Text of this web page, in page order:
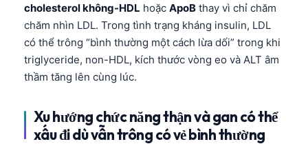
cholesterol không-HDL hoặc ApoB thay vì chỉ chăm
chăm nhìn LDL. Trong tình trạng kháng insulin, LDL
có thể trông “bình thường một cách lừa dối” trong khi
triglyceride, non-HDL, kích thước vòng eo và ALT âm
thầm tăng lên cùng lúc.
Xu hướng chức năng thận và gan có thể
xấu đi dù vẫn trông có vẻ bình thường